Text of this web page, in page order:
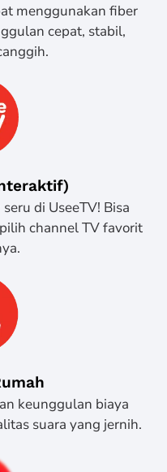
menggunakan fiber
cepat, stabil,
di UseeTV! Bisa
channel TV favorit
keunggulan biaya
suara yang jernih.